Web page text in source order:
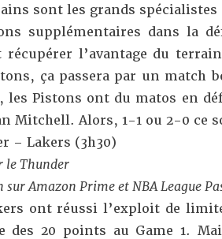
sontles grands
supplémentaires dans la
récupérer l’avantage du
ça passera par un match
les Pistons ont du matos en
Mitchell. Alors, 1-1 ou 2-0 ce
– Lakers (3h30)
le Thunder
sur Amazon Prime et NBA League
ont réussi l’exploit de
des 20 points au Game 1.